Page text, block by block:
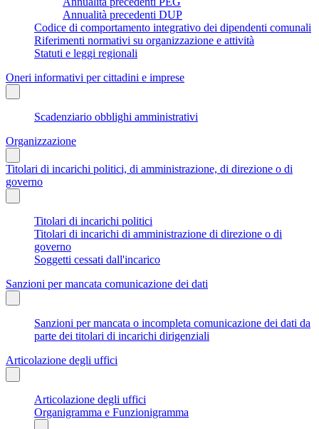
Annualità precedenti DUP
Codice di comportamento integrativo dei dipendenti comunali
Riferimenti normativi su organizzazione e attività
Statuti e leggi regionali
Oneri informativi per cittadini e imprese
Scadenziario obblighi amministrativi
Organizzazione
Titolari di incarichi politici, di amministrazione, di direzione o di
governo
Titolari di incarichi politici
Titolari di incarichi di amministrazione di direzione o di
governo
Soggetti cessati dall'incarico
Sanzioni per mancata comunicazione dei dati
Sanzioni per mancata o incompleta comunicazione dei dati da
parte dei titolari di incarichi dirigenziali
Articolazione degli uffici
Articolazione degli uffici
Organigramma e Funzionigramma